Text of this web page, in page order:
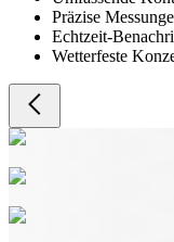
Präzise
Echtzeit-
Wetterfeste